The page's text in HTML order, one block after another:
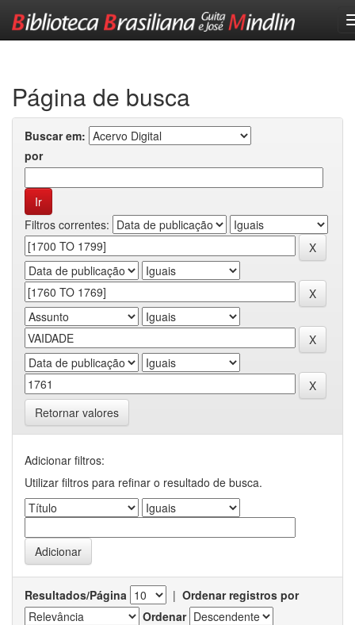
Página de busca
Buscar em:
por
Filtros correntes:
Retornar valores
Adicionar filtros:
Utilizar filtros para refinar o resultado de busca.
Resultados/Página | Ordenar registros por
Ordenar